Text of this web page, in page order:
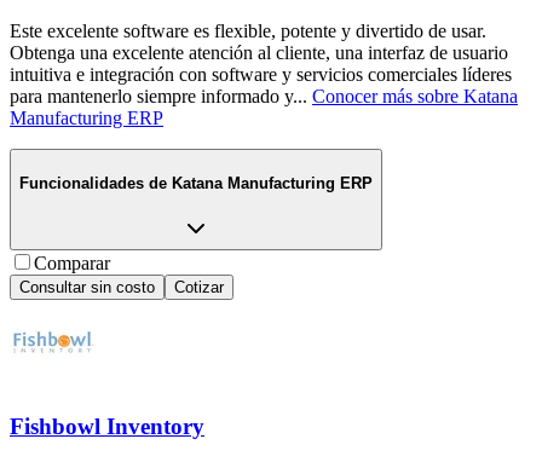
Este excelente software es flexible, potente y divertido de usar.
Obtenga una excelente atención al cliente, una interfaz de usuario
intuitiva e integración con software y servicios comerciales líderes
para mantenerlo siempre informado y... Conocer más sobre Katana
Manufacturing ERP
Funcionalidades de Katana Manufacturing ERP
Comparar
Consultar sin costo Cotizar
Fishbowl Inventory